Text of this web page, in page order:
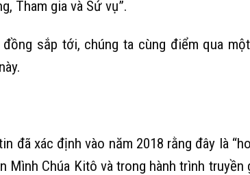
Tham gia và Sứ vụ”.
sắp tới, chúng ta cùng điểm qua
đã xác định vào năm 2018 rằng đây là
Chúa Kitô và trong hành trình truyền